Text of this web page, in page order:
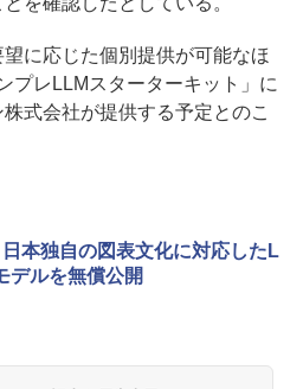
に応じた個別提供が可能なほ
プレLLMスターターキット」に
式会社が提供する予定とのこ
日本独自の図表文化に対応したL
デルを無償公開